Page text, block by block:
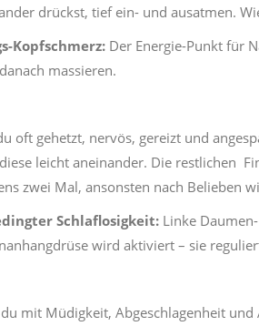
drückst, tief ein- und ausatmen.
Kopfschmerz: Der Energie-Punkt für
massieren.
oft gehetzt, nervös, gereizt und
leicht aneinander. Die restlichen
zwei Mal, ansonsten nach Belieben
Schlaflosigkeit: Linke
wird aktiviert – sie
mit Müdigkeit, Abgeschlagenheit